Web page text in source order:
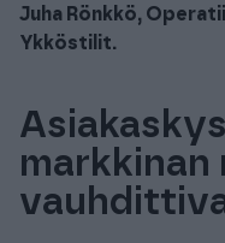
Juha Rönkkö,
Ykköstilit.
markkinan